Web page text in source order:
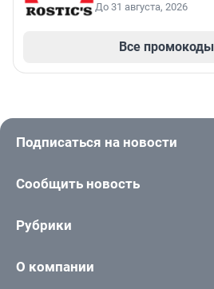
До 31 августа, 2026
Все промокоды
Подписаться на новости
Сообщить новость
Рубрики
О компании